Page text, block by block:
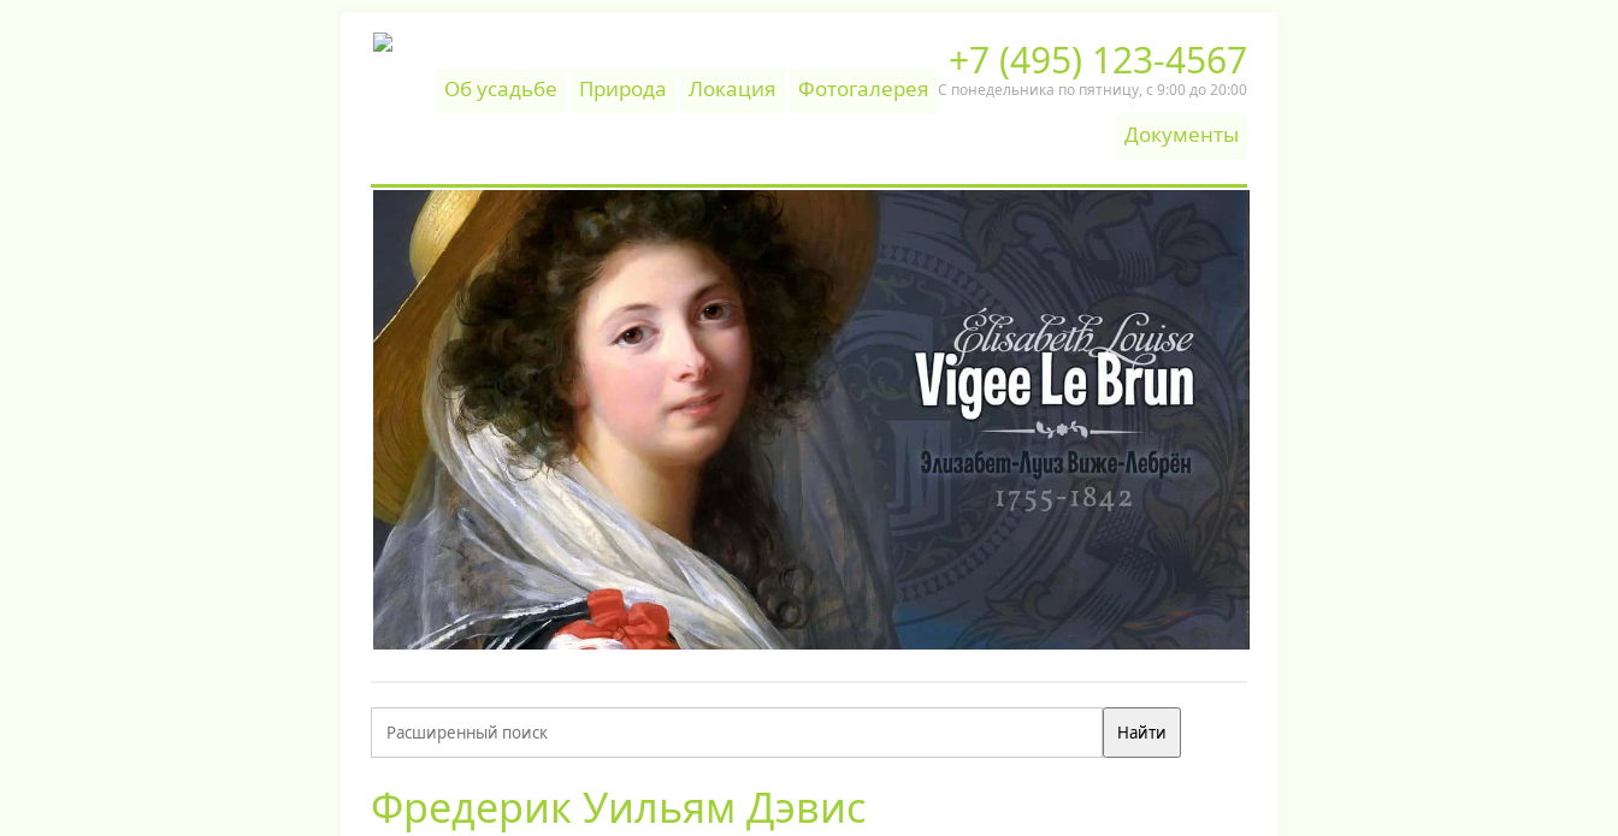
+7 (495) 123-4567
С понедельника по пятницу, c 9:00 до 20:00
Об усадьбе Природа Локация
Фотогалерея
Документы
Фредерик Уильям Дэвис